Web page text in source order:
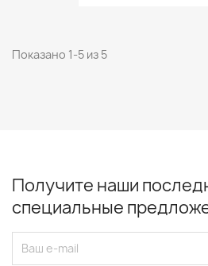
Показано 1-5 из 5
Получите наши
специальные